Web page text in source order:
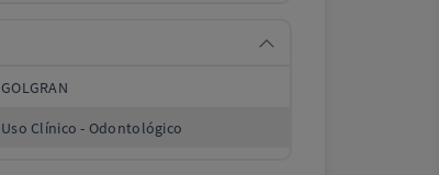
GOLGRAN
Uso Clínico - Odontológico